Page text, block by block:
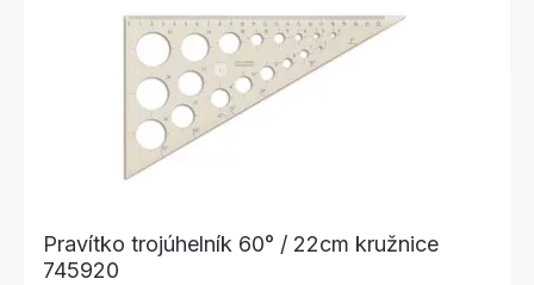
Pravítko trojúhelník 60° / 22cm kružnice
745920